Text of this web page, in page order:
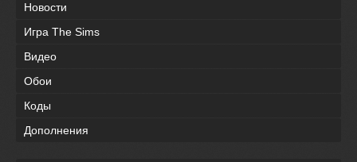
Новости
Игра The Sims
Видео
Обои
Коды
Дополнения